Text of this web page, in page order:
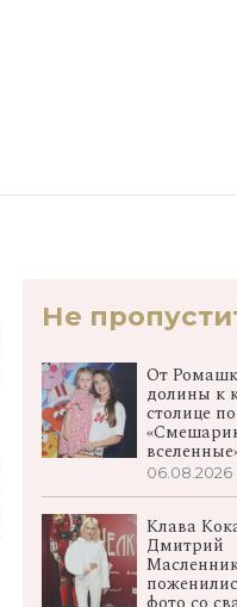
Не
От
долины к
столице
06.08.2026
Клава
Дмитрий